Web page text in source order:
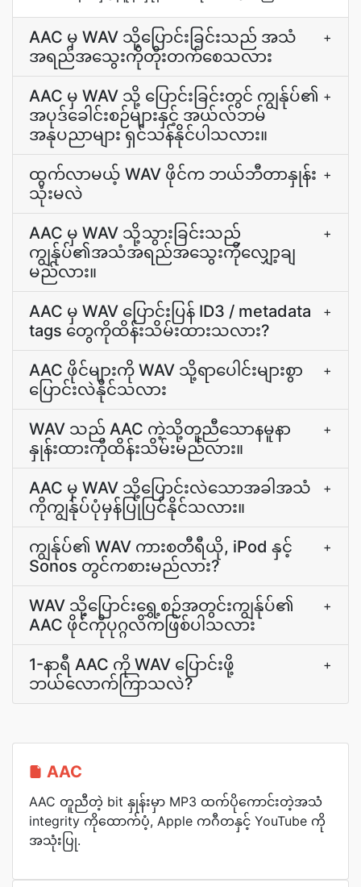
AAC မှ WAV သို့ပြောင်းခြင်းသည် အသံ
အရည်အသွေးကိုတိုးတက်စေသလား
+
AAC မှ WAV သို့ ပြောင်းခြင်းတွင် ကျွန်ုပ်၏
အပုဒ်ခေါင်းစဉ်များနှင့် အယ်လ်ဘမ်
အနုပညာများ ရှင်သန်နိုင်ပါသလား။
+
ထွက်လာမယ့် WAV ဖိုင်က ဘယ်ဘီတာနှုန်း
သုံးမလဲ
+
AAC မှ WAV သို့သွားခြင်းသည်
ကျွန်ုပ်၏အသံအရည်အသွေးကိုလျှော့ချ
မည်လား။
+
AAC မှ WAV ပြောင်းပြန် ID3 / metadata
tags တွေကိုထိန်းသိမ်းထားသလား?
+
AAC ဖိုင်များကို WAV သို့ရာပေါင်းများစွာ
ပြောင်းလဲနိုင်သလား
+
WAV သည် AAC ကဲ့သို့တူညီသောနမူနာ
နှုန်းထားကိုထိန်းသိမ်းမည်လား။
+
AAC မှ WAV သို့ပြောင်းလဲသောအခါအသံ
ကိုကျွန်ုပ်ပုံမှန်ပြုပြင်နိုင်သလား။
+
ကျွန်ုပ်၏ WAV ကားစတီရီယို, iPod နှင့်
Sonos တွင်ကစားမည်လား?
+
WAV သို့ပြောင်းရွှေ့စဉ်အတွင်းကျွန်ုပ်၏
AAC ဖိုင်ကိုပုဂ္ဂလိကဖြစ်ပါသလား
+
1-နာရီ AAC ကို WAV ပြောင်းဖို့
ဘယ်လောက်ကြာသလဲ?
+
AAC
AAC တူညီတဲ့ bit နှုန်းမှာ MP3 ထက်ပိုကောင်းတဲ့အသံ
integrity ကိုထောက်ပံ့, Apple ကဂီတနှင့် YouTube ကို
အသုံးပြု.